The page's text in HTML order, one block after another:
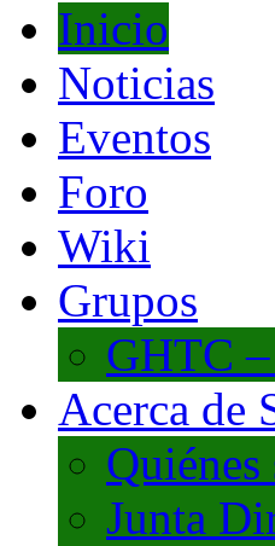
Inicio
Noticias
Eventos
Foro
Wiki
Grupos
GHTC
Acerca de
Quiénes
Junta